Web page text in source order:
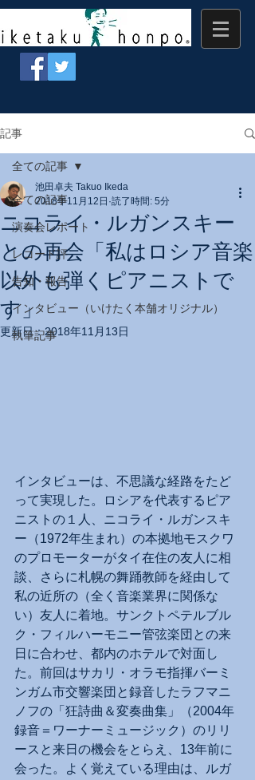
記事
全ての記事
演奏会レポート
レコード評
告知・報告
インタビュー（いけたく本舗オリジナル）
執筆記事
全ての記事
ニコライ・ルガンスキー
との再会「私はロシア音楽
以外も弾くピアニストで
す」
池田卓夫 Takuo Ikeda
2018年11月12日 読了時間: 5分
更新日：2018年11月13日
インタビューは、不思議な経路をたど
って実現した。ロシアを代表するピア
ニストの１人、ニコライ・ルガンスキ
ー（1972年生まれ）の本拠地モスクワ
のプロモーターがタイ在住の友人に相
談、さらに札幌の舞踊教師を経由して
私の近所の（全く音楽業界に関係な
い）友人に着地。サンクトペテルブル
ク・フィルハーモニー管弦楽団との来
日に合わせ、都内のホテルで対面し
た。前回はサカリ・オラモ指揮バーミ
ンガム市交響楽団と録音したラフマニ
ノフの「狂詩曲＆変奏曲集」（2004年
録音＝ワーナーミュージック）のリリ
ースと来日の機会をとらえ、13年前に
会った。よく覚えている理由は、ルガ